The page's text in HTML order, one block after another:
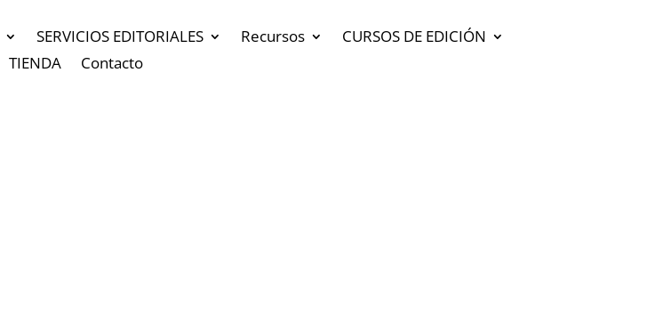
SERVICIOS EDITORIALES Recursos
CURSOS DE EDICIÓN
TIENDA Contacto